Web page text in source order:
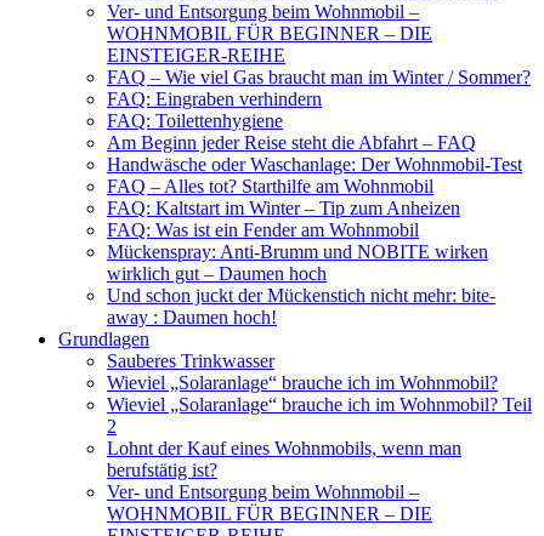
Ver- und Entsorgung beim Wohnmobil –
WOHNMOBIL FÜR BEGINNER – DIE
EINSTEIGER-REIHE
FAQ – Wie viel Gas braucht man im Winter / Sommer?
FAQ: Eingraben verhindern
FAQ: Toilettenhygiene
Am Beginn jeder Reise steht die Abfahrt – FAQ
Handwäsche oder Waschanlage: Der Wohnmobil-Test
FAQ – Alles tot? Starthilfe am Wohnmobil
FAQ: Kaltstart im Winter – Tip zum Anheizen
FAQ: Was ist ein Fender am Wohnmobil
Mückenspray: Anti-Brumm und NOBITE wirken
wirklich gut – Daumen hoch
Und schon juckt der Mückenstich nicht mehr: bite-
away : Daumen hoch!
Grundlagen
Sauberes Trinkwasser
Wieviel „Solaranlage“ brauche ich im Wohnmobil?
Wieviel „Solaranlage“ brauche ich im Wohnmobil? Teil
2
Lohnt der Kauf eines Wohnmobils, wenn man
berufstätig ist?
Ver- und Entsorgung beim Wohnmobil –
WOHNMOBIL FÜR BEGINNER – DIE